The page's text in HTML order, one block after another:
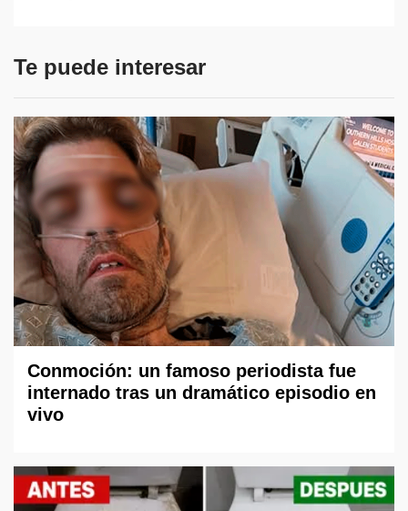
Te puede interesar
Conmoción: un famoso periodista fue
internado tras un dramático episodio en
vivo